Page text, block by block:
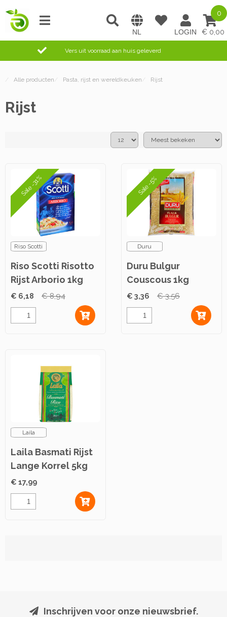
0,00
0
Vers uit voorraad aan huis geleverd
/ Alle producten / Pasta, rijst en wereldkeuken / Rijst
Rijst
Sale -31%
Riso Scotti
Riso Scotti Risotto
Rijst Arborio 1kg
€ 6,18 € 8,94
Sale -5%
Duru
Duru Bulgur
Couscous 1kg
€ 3,36 € 3,56
Laila
Laila Basmati Rijst
Lange Korrel 5kg
€ 17,99
Inschrijven voor onze nieuwsbrief.